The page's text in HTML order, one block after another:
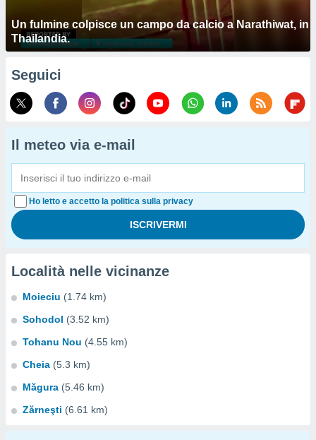
Un fulmine colpisce un campo da calcio a Narathiwat, in
Thailandia.
Seguici
Il meteo via e-mail
Ho letto e accetto la politica sulla privacy
Località nelle vicinanze
Moieciu (1.74 km)
Sohodol (3.52 km)
Tohanu Nou (4.55 km)
Cheia (5.3 km)
Măgura (5.46 km)
Zărneşti (6.61 km)